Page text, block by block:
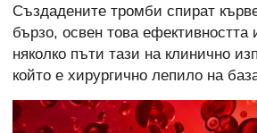
Създадените тромби спират
бързо, освен това
няколко пъти тази на клинично
който е хирургично лепило на